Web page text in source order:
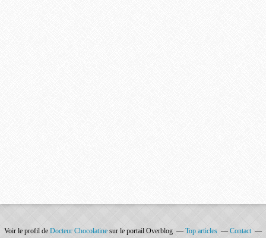
Voir le profil de Docteur Chocolatine sur le portail Overblog Top articles Contact